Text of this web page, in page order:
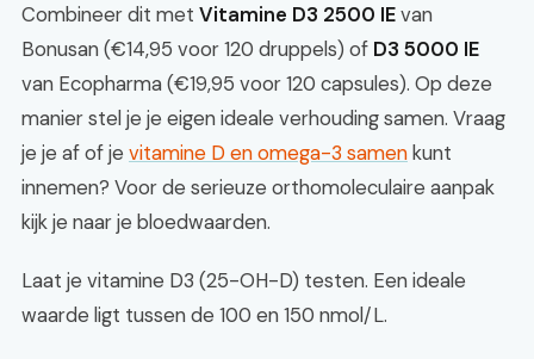
Combineer dit met Vitamine D3 2500 IEvan
Bonusan (€14,95 voor 120 druppels) of D3 5000 IE
van Ecopharma (€19,95 voor 120 capsules). Op deze
manier stel je je eigen ideale verhouding samen. Vraag
je je af of je vitamine D en omega-3 samenkunt
innemen? Voor de serieuze orthomoleculaire aanpak
kijk je naar je bloedwaarden.
Laat je vitamine D3 (25-OH-D) testen. Een ideale
waarde ligt tussen de 100 en 150 nmol/L.